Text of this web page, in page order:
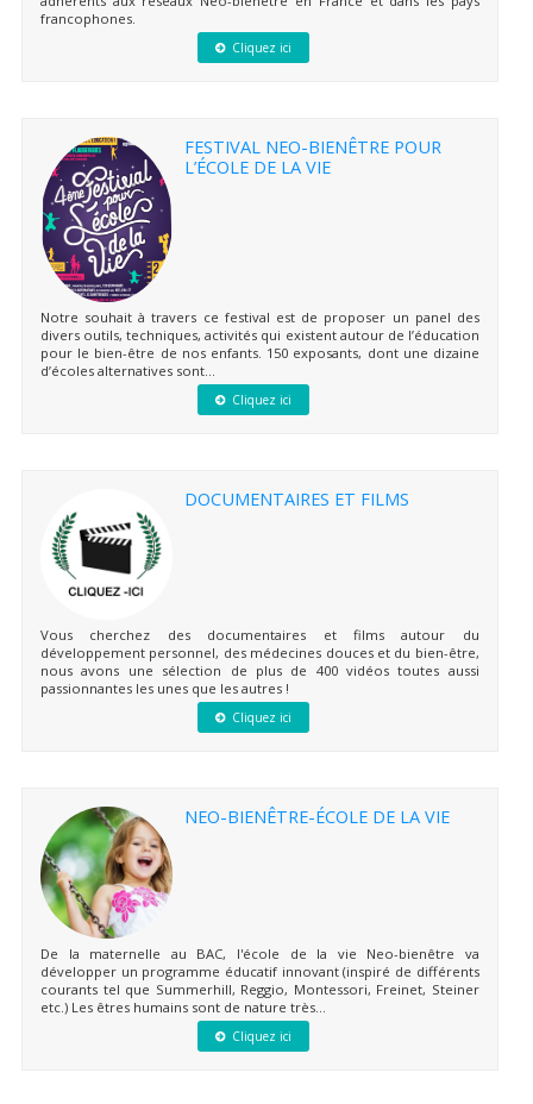
francophones.
Cliquez ici
FESTIVAL NEO-BIENÊTRE POUR
L’ÉCOLE DE LA VIE
Notre souhait à travers ce festival est de proposer un panel des
divers outils, techniques, activités qui existent autour de l’éducation
pour le bien-être de nos enfants. 150 exposants, dont une dizaine
d’écoles alternatives sont...
Cliquez ici
DOCUMENTAIRES ET FILMS
Vous cherchez des documentaires et films autour du
développement personnel, des médecines douces et du bien-être,
nous avons une sélection de plus de 400 vidéos toutes aussi
passionnantes les unes que les autres !
Cliquez ici
NEO-BIENÊTRE-ÉCOLE DE LA VIE
De la maternelle au BAC, l'école de la vie Neo-bienêtre va
développer un programme éducatif innovant (inspiré de différents
courants tel que Summerhill, Reggio, Montessori, Freinet, Steiner
etc.) Les êtres humains sont de nature très...
Cliquez ici